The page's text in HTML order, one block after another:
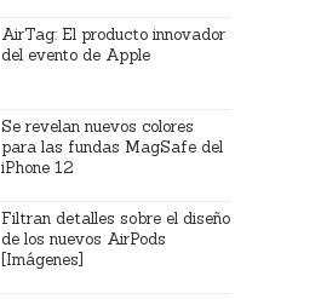
AirTag: El producto innovador
del evento de Apple
Se revelan nuevos colores
para las fundas MagSafe del
iPhone 12
Filtran detalles sobre el diseño
de los nuevos AirPods
[Imágenes]